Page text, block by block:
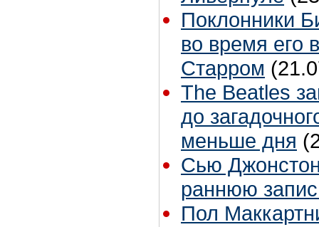
Поклонники
во время его
Старром
The Beatles
до
меньше дня
Сью
раннюю
Пол